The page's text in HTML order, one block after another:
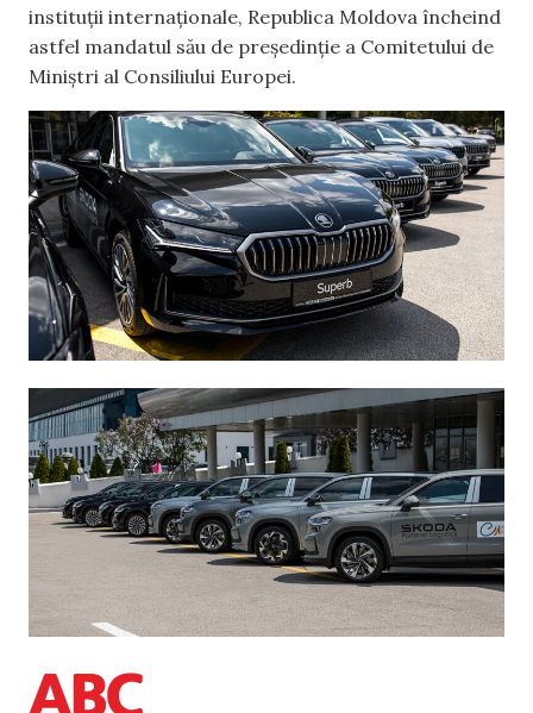
instituții internaționale, Republica Moldova încheind
astfel mandatul său de președinție a Comitetului de
Miniștri al Consiliului Europei.